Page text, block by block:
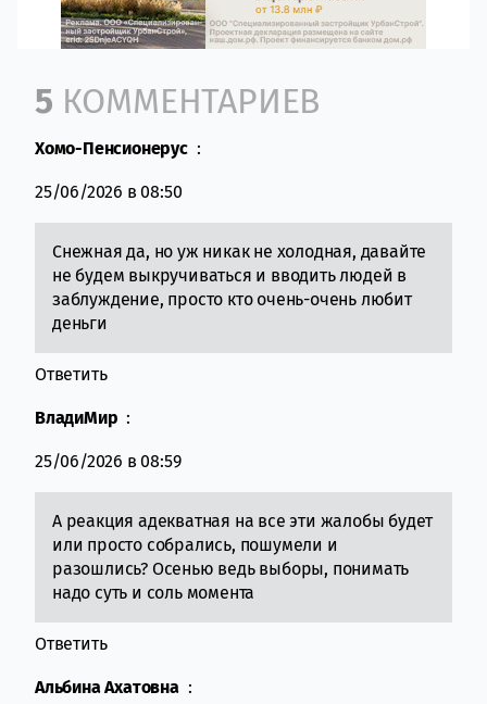
Comment section
5 КОММЕНТАРИЕВ
Хомо-Пенсионерус :
25/06/2026 в 08:50
Снежная да, но уж никак не холодная, давайте
не будем выкручиваться и вводить людей в
заблуждение, просто кто очень-очень любит
деньги
Ответить
ВладиМир :
25/06/2026 в 08:59
А реакция адекватная на все эти жалобы будет
или просто собрались, пошумели и
разошлись? Осенью ведь выборы, понимать
надо суть и соль момента
Ответить
Альбина Ахатовна :